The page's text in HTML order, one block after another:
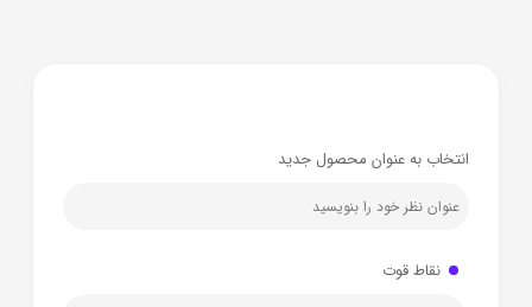
انتخاب به عنوان محصول جدید
نقاط قوت